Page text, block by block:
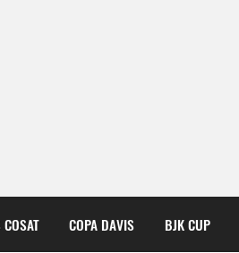
COPA DAVIS BJK CUP